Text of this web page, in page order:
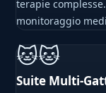
terapie
monitoraggio
🐱🐱
Suite Multi-